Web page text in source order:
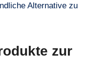
Alternative zu
zur